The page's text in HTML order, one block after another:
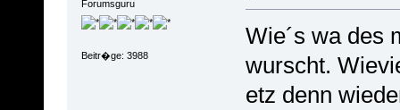
Forumsguru
Beitr�ge: 3988
Wie´s wa des
wurscht.
etz denn